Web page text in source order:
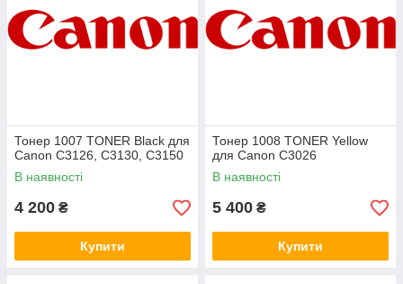
Тонер 1007 TONER Black для
Canon C3126, C3130, C3150
В наявності
4 200 ₴
Купити
Тонер 1008 TONER Yellow
для Canon C3026
В наявності
5 400 ₴
Купити